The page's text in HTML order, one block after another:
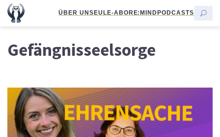
ÜBER UNSEULE-ABORE:MINDPODCASTS
Gefängnisseelsorge